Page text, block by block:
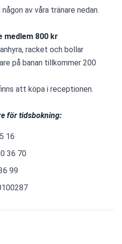
av våra tränare nedan.
medlem 800 kr
racket och bollar
på banan tillkommer 200
att köpa i receptionen.
för tidsbokning:
16
36 70
99